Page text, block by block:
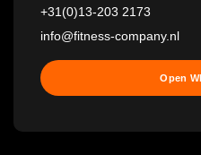
+31(0)13-203 2173
info@fitness-company.nl
Open